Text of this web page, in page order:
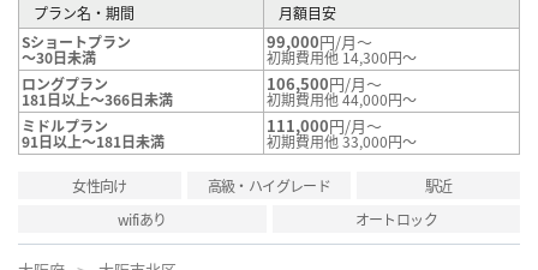
プラン名・期間
月額目安
Sショートプラン
～30日未満
99,000円/月～
初期費用他 14,300円～
ロングプラン
181日以上～366日未満
106,500円/月～
初期費用他 44,000円～
ミドルプラン
91日以上～181日未満
111,000円/月～
初期費用他 33,000円～
女性向け 高級・ハイグレード
駅近
wifiあり
オートロック